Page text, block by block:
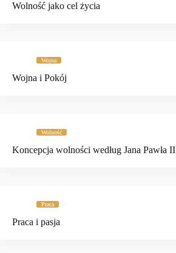
Wolność jako cel życia
Wojna
Wojna i Pokój
Wolność
Koncepcja wolności według Jana Pawła II
Praca
Praca i pasja